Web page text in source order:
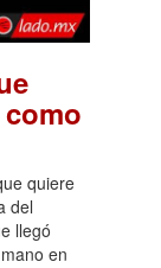
quiere
del
llegó
en